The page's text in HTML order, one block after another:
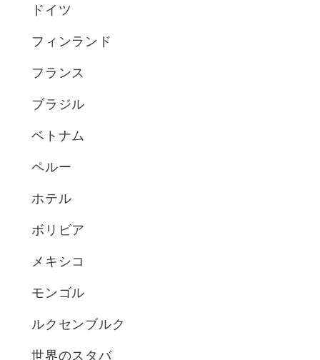
ドイツ
フィンランド
フランス
ブラジル
ベトナム
ペルー
ホテル
ボリビア
メキシコ
モンゴル
ルクセンブルク
世界のスタバ